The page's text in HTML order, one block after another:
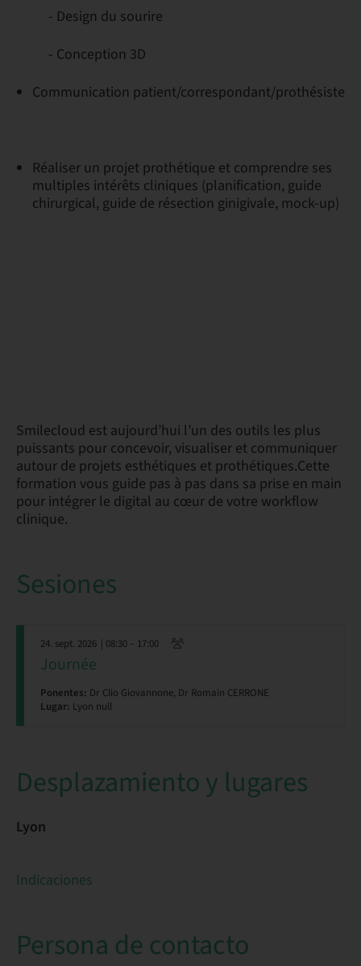
- Design du sourire
- Conception 3D
Communication patient/correspondant/prothésiste
Réaliser un projet prothétique et comprendre ses
multiples intérêts cliniques (planification, guide
chirurgical, guide de résection ginigivale, mock-up)
Smilecloud est aujourd’hui l’un des outils les plus
puissants pour concevoir, visualiser et communiquer
autour de projets esthétiques et prothétiques.Cette
formation vous guide pas à pas dans sa prise en main
pour intégrer le digital au cœur de votre workflow
clinique.
Sesiones
24. sept. 2026 | 08:30 – 17:00
Journée
Ponentes: Dr Clio Giovannone, Dr Romain CERRONE
Lugar: Lyon null
Desplazamiento y lugares
Lyon
Indicaciones
Persona de contacto